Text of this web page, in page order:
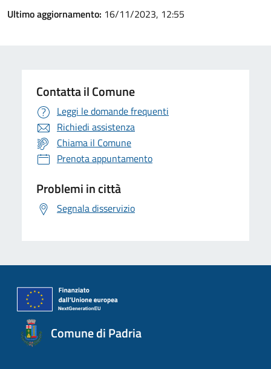
Ultimo aggiornamento: 16/11/2023, 12:55
Contatta il Comune
Leggi le domande frequenti
Richiedi assistenza
Chiama il Comune
Prenota appuntamento
Problemi in città
Segnala disservizio
Comune di Padria